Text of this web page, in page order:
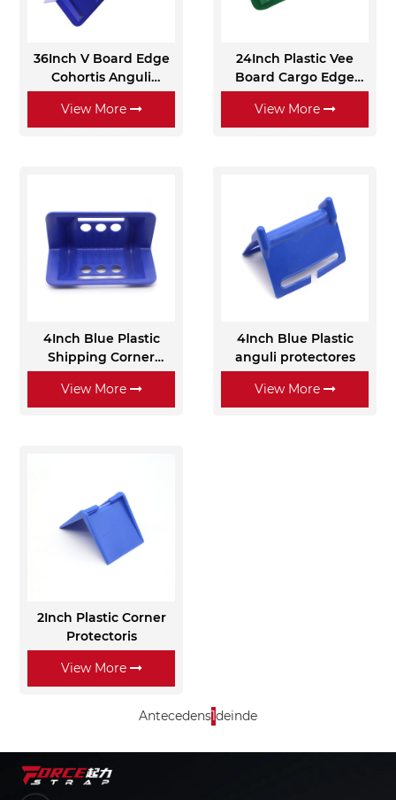
36Inch V Board Edge
Cohortis Anguli
Protectoris
View More
24Inch Plastic Vee
Board Cargo Edge
Protecto
View More
4Inch Blue Plastic
Shipping Corner
Protectors
View More
4Inch Blue Plastic
anguli protectores
View More
2Inch Plastic Corner
Protectoris
View More
Antecedens1deinde